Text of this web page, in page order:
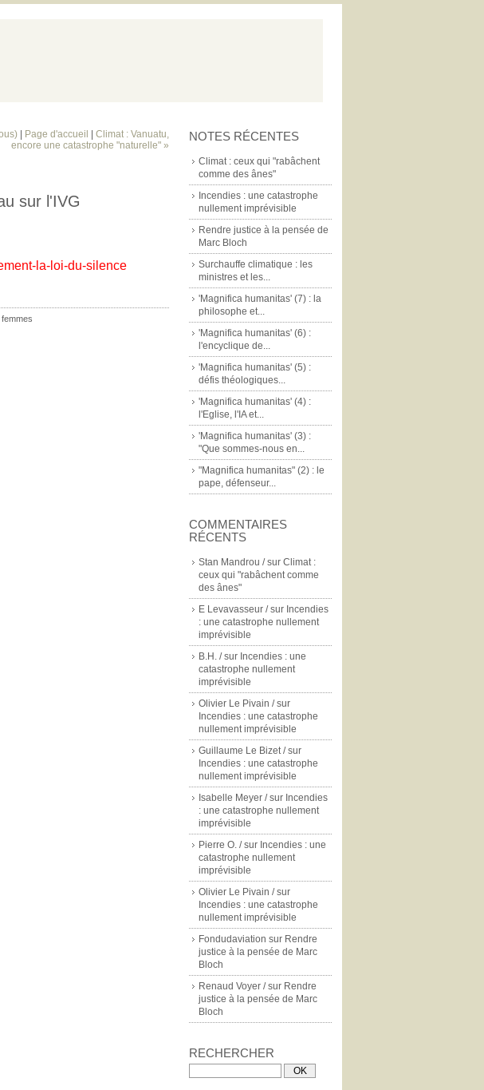
NOTES RÉCENTES
Climat : ceux qui "rabâchent
comme des ânes"
Incendies : une catastrophe
nullement imprévisible
Rendre justice à la pensée de
Marc Bloch
Surchauffe climatique : les
ministres et les...
'Magnifica humanitas' (7) : la
philosophe et...
'Magnifica humanitas' (6) :
l'encyclique de...
'Magnifica humanitas' (5) :
défis théologiques...
'Magnifica humanitas' (4) :
l'Eglise, l'IA et...
'Magnifica humanitas' (3) :
"Que sommes-nous en...
"Magnifica humanitas" (2) : le
pape, défenseur...
COMMENTAIRES
RÉCENTS
Stan Mandrou /sur Climat :
ceux qui "rabâchent comme
des ânes"
E Levavasseur /sur Incendies
: une catastrophe nullement
imprévisible
B.H. /sur Incendies : une
catastrophe nullement
imprévisible
Olivier Le Pivain /sur
Incendies : une catastrophe
nullement imprévisible
Guillaume Le Bizet /sur
Incendies : une catastrophe
nullement imprévisible
Isabelle Meyer /sur Incendies
: une catastrophe nullement
imprévisible
Pierre O. /sur Incendies : une
catastrophe nullement
imprévisible
Olivier Le Pivain /sur
Incendies : une catastrophe
nullement imprévisible
Fondudaviation sur Rendre
justice à la pensée de Marc
Bloch
Renaud Voyer /sur Rendre
justice à la pensée de Marc
Bloch
RECHERCHER
Page d'accueil
Climat : Vanuatu,
encore une catastrophe "naturelle" »
sur l'IVG
la-loi-du-silence
femmes